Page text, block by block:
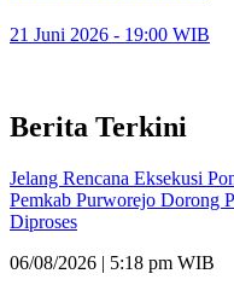
21 Juni 2026 - 19:00 WIB
Berita Terkini
Jelang Rencana Eksekusi
Pemkab Purworejo Dorong
Diproses
06/08/2026 | 5:18 pm WIB